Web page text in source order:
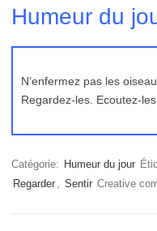
Humeur du
N’enfermez pas les
Regardez-les. Ecoutez-
Catégorie: Humeur du jour
Regarder , Sentir Creative